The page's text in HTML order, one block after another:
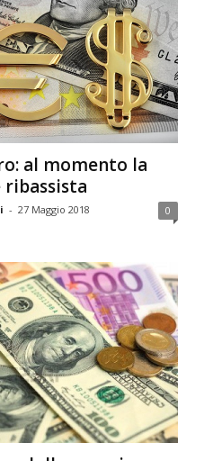
al momento la
ribassista
- 27 Maggio 2018 0